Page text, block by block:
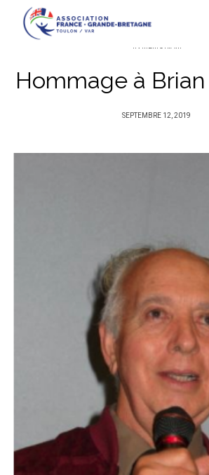
IN MEMORIAM
Hommage à Brian
PUBLIÉ
SEPTEMBRE 12, 2019